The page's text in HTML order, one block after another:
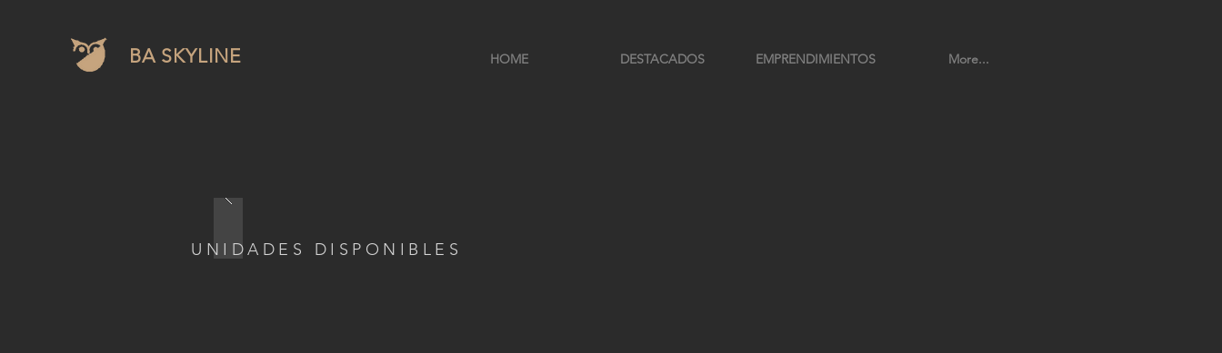
BA SKYLINE HOME DESTACADOS EMPRENDIMIENTOS More...
UNIDADES DISPONIBLES